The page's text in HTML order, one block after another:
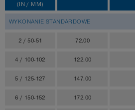
(IN / MM)
WYKONANIE STANDARDOWE
2 / 50-51 72.00
4 / 100-102 122.00
5 / 125-127 147.00
6 / 150-152 172.00